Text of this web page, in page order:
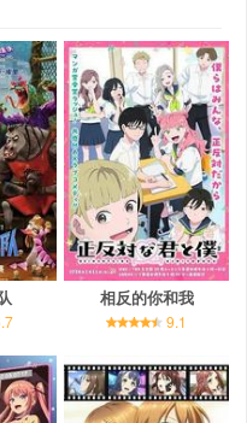
相反的你和我
9.1